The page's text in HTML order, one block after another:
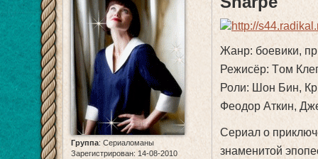
Группа: Сериаломаны
Зарегистрирован: 14-08-2010
Жанр: боевики,
Режисёр: Tом
Роли: Шон Бин,
Феодор Аткин,
Сериал о
знаменитой